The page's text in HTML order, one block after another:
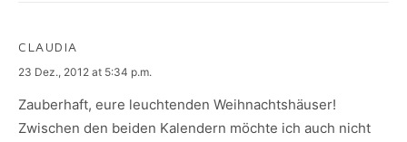
CLAUDIA
says:
23 Dez., 2012 at 5:34 p.m.
Zauberhaft, eure leuchtenden Weihnachtshäuser!
Zwischen den beiden Kalendern möchte ich auch nicht